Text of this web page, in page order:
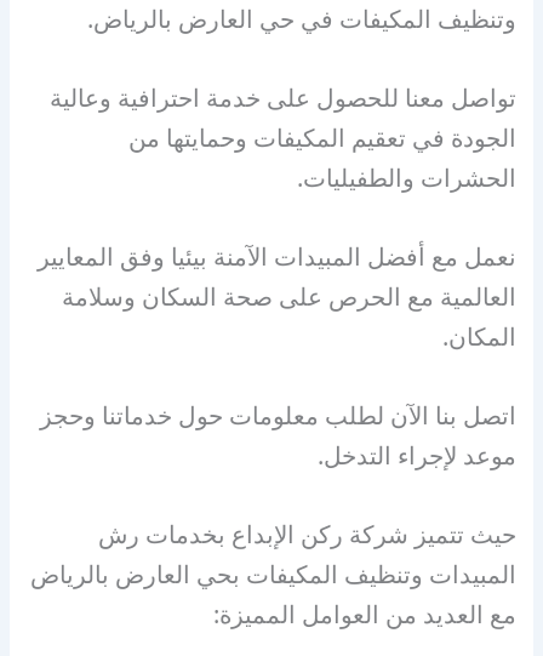
وتنظيف المكيفات في حي العارض بالرياض.
تواصل معنا للحصول على خدمة احترافية وعالية
الجودة في تعقيم المكيفات وحمايتها من
الحشرات والطفيليات.
نعمل مع أفضل المبيدات الآمنة بيئيا وفق المعايير
العالمية مع الحرص على صحة السكان وسلامة
المكان.
اتصل بنا الآن لطلب معلومات حول خدماتنا وحجز
موعد لإجراء التدخل.
حيث تتميز شركة ركن الإبداع بخدمات رش
المبيدات وتنظيف المكيفات بحي العارض بالرياض
مع العديد من العوامل المميزة: